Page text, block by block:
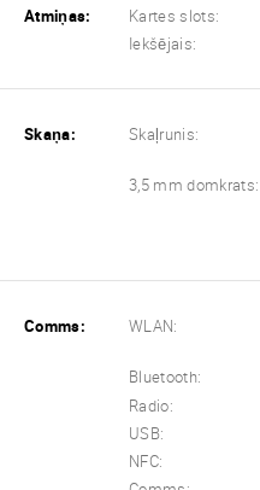
Atmiņas: Kartes slots:
Iekšējais:
Skaņa: Skaļrunis:
3,5 mm domkrats:
Comms: WLAN:
Bluetooth:
Radio:
USB:
NFC: